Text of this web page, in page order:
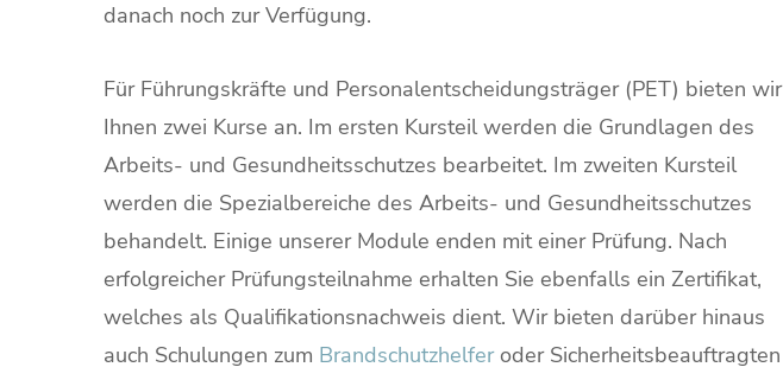
danach noch zur Verfügung.
Für Führungskräfte und Personalentscheidungsträger (PET) bieten wir
Ihnen zwei Kurse an. Im ersten Kursteil werden die Grundlagen des
Arbeits- und Gesundheitsschutzes bearbeitet. Im zweiten Kursteil
werden die Spezialbereiche des Arbeits- und Gesundheitsschutzes
behandelt. Einige unserer Module enden mit einer Prüfung. Nach
erfolgreicher Prüfungsteilnahme erhalten Sie ebenfalls ein Zertifikat,
welches als Qualifikationsnachweis dient. Wir bieten darüber hinaus
auch Schulungen zum Brandschutzhelferoder Sicherheitsbeauftragten